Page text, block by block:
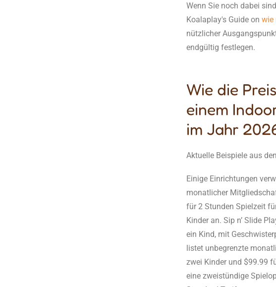
Wenn Sie noch dabei
Koalaplay's Guide on wie
nützlicher
endgültig festlegen.
Wie die
einem
im Jahr
Aktuelle Beispiele aus
Einige Einrichtungen
monatlicher
für 2 Stunden Spielzeit
Kinder an. Sip n’ Slide
ein Kind, mit
listet unbegrenzte
zwei Kinder und $99.99
eine zweistündige